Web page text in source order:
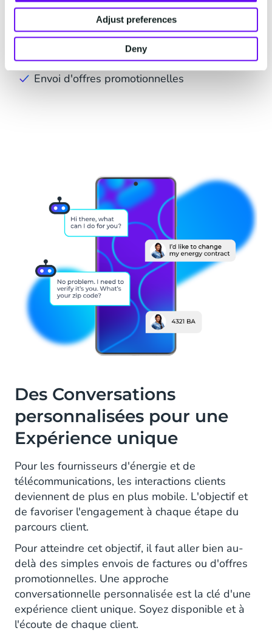
Adjust preferences
Deny
Renouvellement/résiliation d'abonnement
Changement de contrat
Envoi d'offres promotionnelles
Des Conversations
personnalisées pour une
Expérience unique
Pour les fournisseurs d'énergie et de
télécommunications, les interactions clients
deviennent de plus en plus mobile. L'objectif et
de favoriser l'engagement à chaque étape du
parcours client.
Pour atteindre cet objectif, il faut aller bien au-
delà des simples envois de factures ou d'offres
promotionnelles. Une approche
conversationnelle personnalisée est la clé d'une
expérience client unique. Soyez disponible et à
l'écoute de chaque client.